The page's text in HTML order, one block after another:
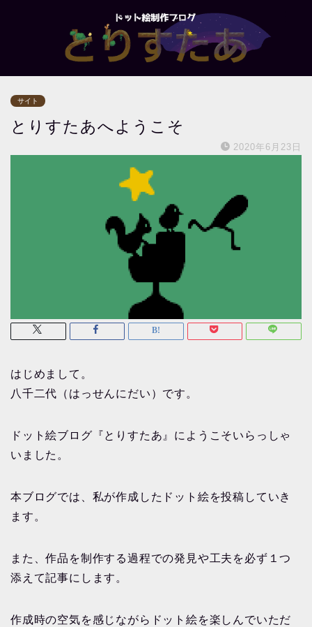
サイト
とりすたあへようこそ
2020年6月23日
はじめまして。
八千二代（はっせんにだい）です。
ドット絵ブログ『とりすたあ』にようこそいらっしゃ
いました。
本ブログでは、私が作成したドット絵を投稿していき
ます。
また、作品を制作する過程での発見や工夫を必ず１つ
添えて記事にします。
作成時の空気を感じながらドット絵を楽しんでいただ